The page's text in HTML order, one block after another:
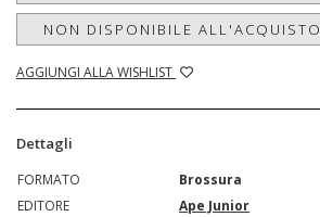
NON DISPONIBILE ALL'ACQUISTO
AGGIUNGI ALLA WISHLIST
Dettagli
FORMATO
Brossura
EDITORE
Ape Junior